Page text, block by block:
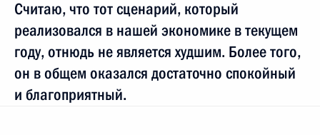
Считаю, что тот сценарий, который
реализовался в нашей экономике в текущем
году, отнюдь не является худшим. Более того,
он в общем оказался достаточно спокойный
и благоприятный.